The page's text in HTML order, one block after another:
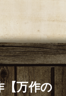
万作の